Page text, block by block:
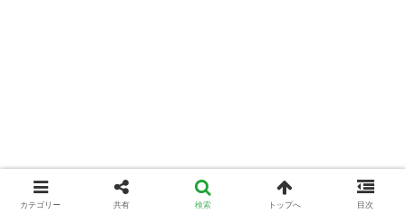
カテゴリー 共有 検索 トップへ 目次